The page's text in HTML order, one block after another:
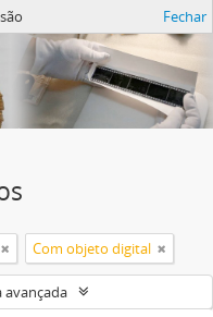
Fechar
Com objeto digital
avançada